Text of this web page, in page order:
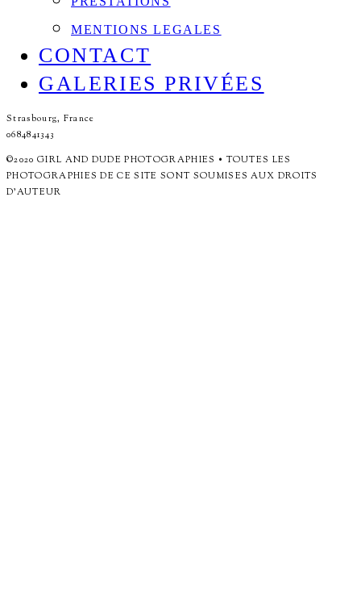
MENTIONS LEGALES
CONTACT
GALERIES PRIVÉES
Strasbourg, France
0684841343
©2020 GIRL AND DUDE PHOTOGRAPHIES • TOUTES LES
PHOTOGRAPHIES DE CE SITE SONT SOUMISES AUX DROITS
D'AUTEUR